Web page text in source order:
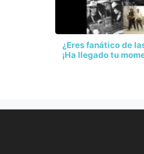
¿Eres fanático de
¡Ha llegado tu